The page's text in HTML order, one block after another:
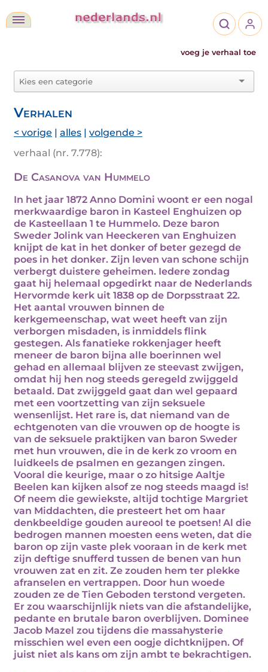
voeg je verhaal toe
Verhalen
< vorige | alles | volgende >
verhaal (nr. 7.778):
De Casanova van Hummelo
In het jaar 1872 Anno Domini woont er een nogal
merkwaardige baron in Kasteel Enghuizen op
de Kasteellaan 1 te Hummelo. Deze baron
Sweder Jolink van Heeckeren van Enghuizen
knijpt de kat in het donker of beter gezegd de
poes in het donker. Zijn leven van schone schijn
verbergt duistere geheimen. Iedere zondag
gaat hij helemaal opgedirkt naar de Nederlands
Hervormde kerk uit 1838 op de Dorpsstraat 22.
Het aantal vrouwen binnen de
kerkgemeenschap, wat weet heeft van zijn
verborgen misdaden, is inmiddels flink
gestegen. Als fanatieke rokkenjager heeft
meneer de baron bijna alle boerinnen wel
gehad en allemaal blijven ze steevast zwijgen,
omdat hij hen nog steeds geregeld zwijggeld
betaald. Dat zwijggeld gaat dan wel gepaard
met een voortzetting van zijn seksuele
wensenlijst. Het rare is, dat niemand van de
echtgenoten van die vrouwen op de hoogte is
van de seksuele praktijken van baron Sweder
met hun vrouwen, die in de kerk zo vroom en
luidkeels de psalmen en gezangen zingen.
Vooral die keurige, maar o zo hitsige Aaltje
Beelen kan kijken alsof ze nog steeds maagd is!
Of neem die gewiekste, altijd tochtige Margriet
van Middachten, die presteert het om haar
denkbeeldige gouden aureool te poetsen! Al die
bedrogen mannen moesten eens weten, dat die
baron op zijn vaste plek vooraan in de kerk met
zijn deftige snufferd tussen de benen van hun
vrouwen zat en zit. Ze zouden hem ter plekke
afranselen en vertrappen. Door hun woede
zouden ze de Tien Geboden terstond vergeten.
Er zou waarschijnlijk niets van die afstandelijke,
pedante en brutale baron overblijven. Dominee
Jacob Mazel zou tijdens die massahysterie
misschien wel even een oogje dichtknijpen. Of
juist niet als kans om zijn ambt te bekrachtigen.